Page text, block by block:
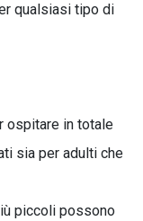
qualsiasi tipo di
ospitare in totale
sia per adulti che
piccoli possono